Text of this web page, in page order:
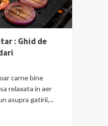
: Ghid de
carne bine
relaxata in aer
asupra gatirii,...